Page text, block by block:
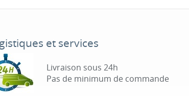
et services
Livraison sous 24h
Pas de minimum de commande